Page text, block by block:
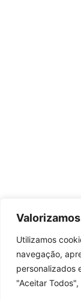
Utilizamos
navegação,
personalizados
"Aceitar